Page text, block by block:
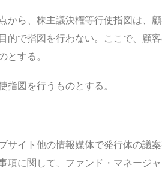
ら、株主議決権等行使指図は、
で指図を行わない。ここで、顧
とする。
指図を行うものとする。
イト他の情報媒体で発行体の議
に関して、ファンド・マネージャ